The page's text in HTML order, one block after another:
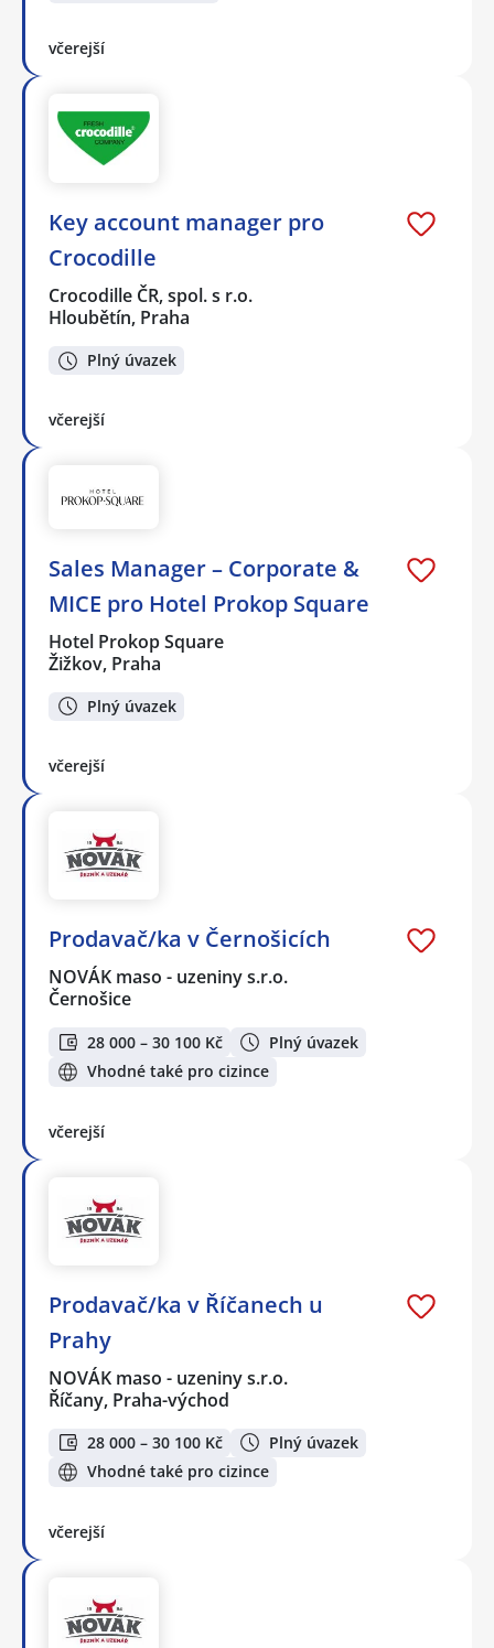
včerejší
Key account manager pro
Crocodille
Crocodille ČR, spol. s r.o.
Hloubětín, Praha
Plný úvazek
včerejší
Sales Manager – Corporate &
MICE pro Hotel Prokop Square
Hotel Prokop Square
Žižkov, Praha
Plný úvazek
včerejší
Prodavač/ka v Černošicích
NOVÁK maso - uzeniny s.r.o.
Černošice
28 000 – 30 100 Kč
Plný úvazek
Vhodné také pro cizince
včerejší
Prodavač/ka v Říčanech u
Prahy
NOVÁK maso - uzeniny s.r.o.
Říčany, Praha-východ
28 000 – 30 100 Kč
Plný úvazek
Vhodné také pro cizince
včerejší